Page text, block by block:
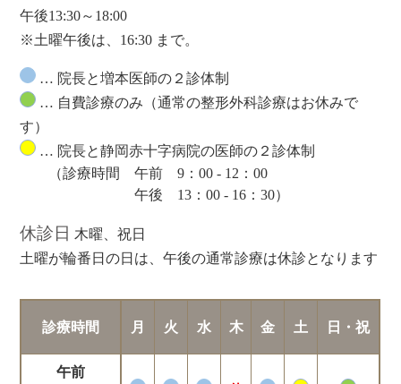
午後13:30～18:00
※土曜午後は、16:30 まで。
… 院長と増本医師の２診体制
… 自費診療のみ（通常の整形外科診療はお休みで
す）
… 院長と静岡赤十字病院の医師の２診体制
（診療時間 午前 9：00 - 12：00
午後 13：00 - 16：30）
休診日 木曜、祝日
土曜が輪番日の日は、午後の通常診療は休診となります
診療時間 月 火 水 木 金 土 日・祝
午前